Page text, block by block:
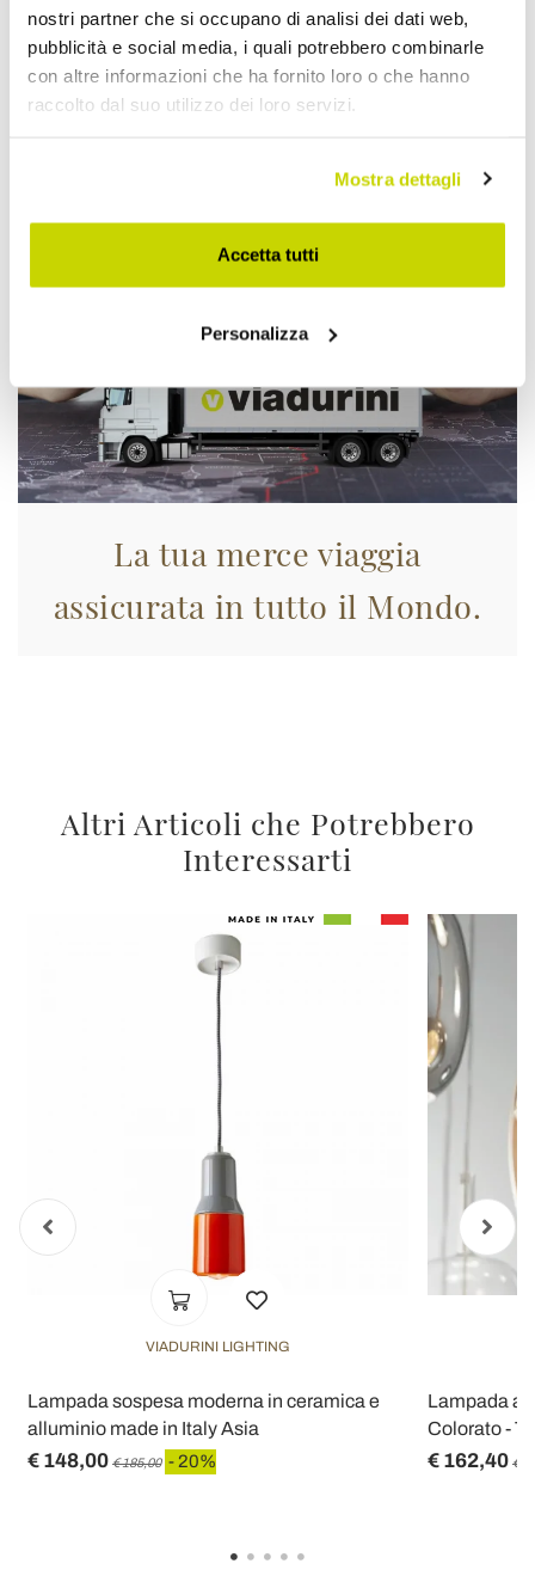
nostri partner che si occupano di analisi dei dati web,
pubblicità e social media, i quali potrebbero combinarle
con altre informazioni che ha fornito loro o che hanno
raccolto dal suo utilizzo dei loro servizi.
Mostra dettagli
Accetta tutti
Personalizza
Approfittane subito!
La tua merce viaggia
assicurata in tutto il Mondo.
Altri Articoli che Potrebbero
Interessarti
VIADURINI LIGHTING
Lampada sospesa moderna in ceramica e
alluminio made in Italy Asia
€ 148,00 € 185,00 - 20%
Lampada a
Colorato -
€ 162,40 €